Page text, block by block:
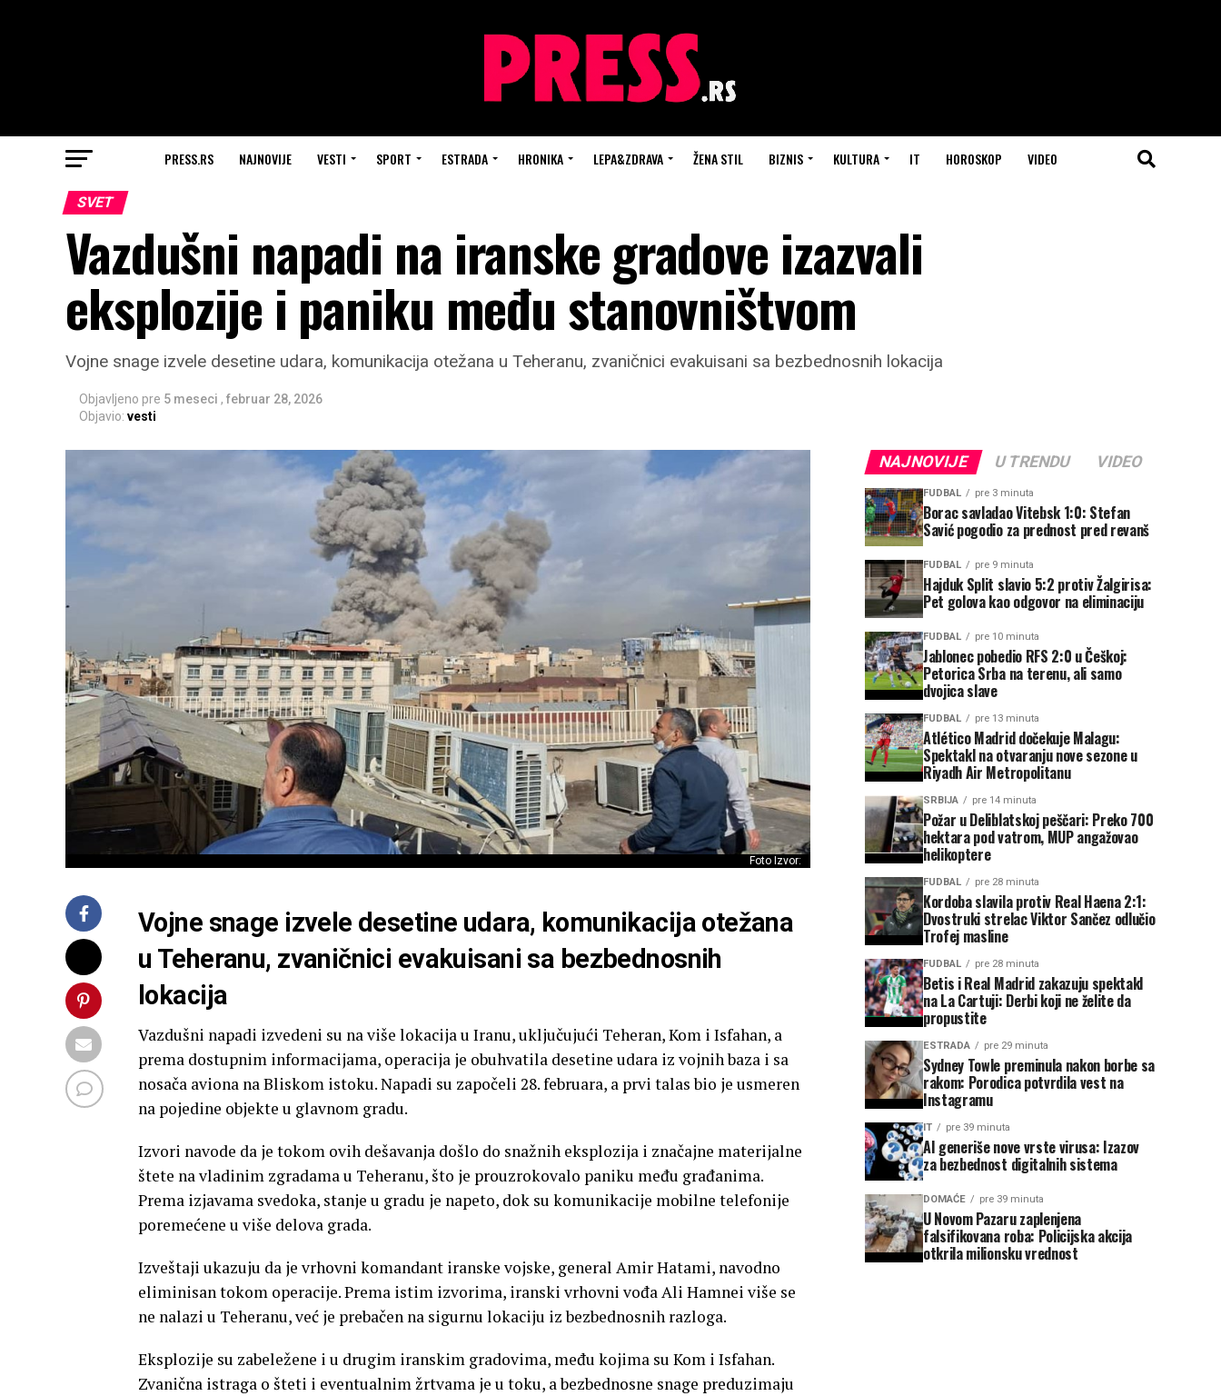
PRESS.RS NAJNOVIJE VESTI SPORT ESTRADA HRONIKA LEPA&ZDRAVA ŽENA STIL BIZNIS KULTURA IT HOROSKOP VIDEO
SVET
Vazdušni napadi na iranske gradove izazvali
eksplozije i paniku među stanovništvom
Vojne snage izvele desetine udara, komunikacija otežana u Teheranu, zvaničnici evakuisani sa bezbednosnih lokacija
Objavljeno pre 5 meseci , februar 28, 2026
Objavio: vesti
Foto Izvor:
Vojne snage izvele desetine udara, komunikacija otežana
u Teheranu, zvaničnici evakuisani sa bezbednosnih
lokacija
Vazdušni napadi izvedeni su na više lokacija u Iranu, uključujući Teheran, Kom i Isfahan, a
prema dostupnim informacijama, operacija je obuhvatila desetine udara iz vojnih baza i sa
nosača aviona na Bliskom istoku. Napadi su započeli 28. februara, a prvi talas bio je usmeren
na pojedine objekte u glavnom gradu.
Izvori navode da je tokom ovih dešavanja došlo do snažnih eksplozija i značajne materijalne
štete na vladinim zgradama u Teheranu, što je prouzrokovalo paniku među građanima.
Prema izjavama svedoka, stanje u gradu je napeto, dok su komunikacije mobilne telefonije
poremećene u više delova grada.
Izveštaji ukazuju da je vrhovni komandant iranske vojske, general Amir Hatami, navodno
eliminisan tokom operacije. Prema istim izvorima, iranski vrhovni vođa Ali Hamnei više se
ne nalazi u Teheranu, već je prebačen na sigurnu lokaciju iz bezbednosnih razloga.
Eksplozije su zabeležene i u drugim iranskim gradovima, među kojima su Kom i Isfahan.
Zvanična istraga o šteti i eventualnim žrtvama je u toku, a bezbednosne snage preduzimaju
NAJNOVIJE U TRENDU VIDEO
FUDBAL pre 3 minuta
Borac savladao Vitebsk 1:0: Stefan
Savić pogodio za prednost pred revanš
FUDBAL pre 9 minuta
Hajduk Split slavio 5:2 protiv Žalgirisa:
Pet golova kao odgovor na eliminaciju
FUDBAL pre 10 minuta
Jablonec pobedio RFS 2:0 u Češkoj:
Petorica Srba na terenu, ali samo
dvojica slave
FUDBAL pre 13 minuta
Atlético Madrid dočekuje Malagu:
Spektakl na otvaranju nove sezone u
Riyadh Air Metropolitanu
SRBIJA pre 14 minuta
Požar u Deliblatskoj peščari: Preko 700
hektara pod vatrom, MUP angažovao
helikoptere
FUDBAL pre 28 minuta
Kordoba slavila protiv Real Haena 2:1:
Dvostruki strelac Viktor Sančez odlučio
Trofej masline
FUDBAL pre 28 minuta
Betis i Real Madrid zakazuju spektakl
na La Cartuji: Derbi koji ne želite da
propustite
ESTRADA pre 29 minuta
Sydney Towle preminula nakon borbe sa
rakom: Porodica potvrdila vest na
Instagramu
IT pre 39 minuta
AI generiše nove vrste virusa: Izazov
za bezbednost digitalnih sistema
DOMAĆE pre 39 minuta
U Novom Pazaru zaplenjena
falsifikovana roba: Policijska akcija
otkrila milionsku vrednost